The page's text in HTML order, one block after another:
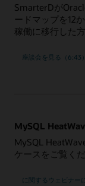
SmarterDが
ードマップを12
稼働に移行した
座談会を見る（6:43）
MySQL
MySQL
ケースをご覧くだ
HeatWave
に関するウェビナー